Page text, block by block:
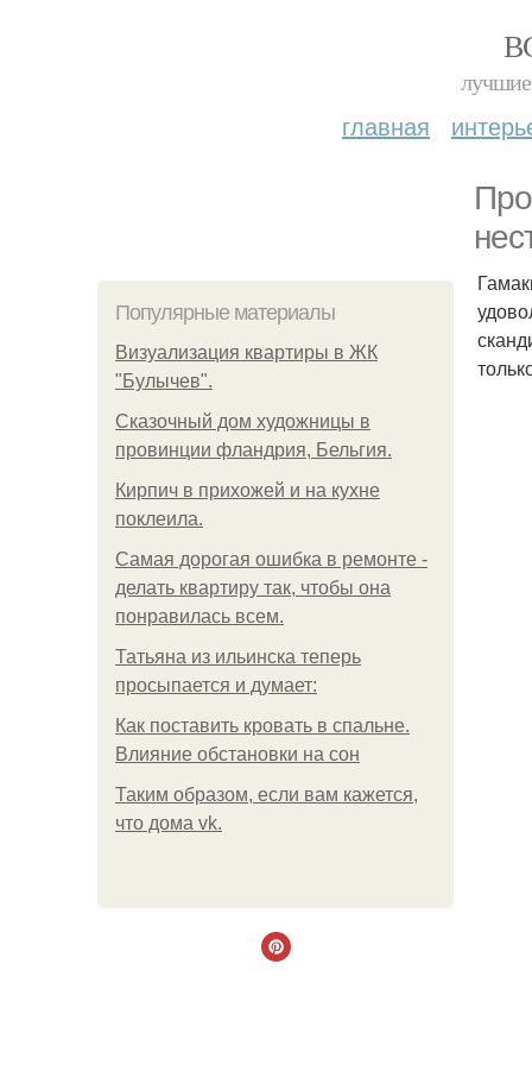
лучшие
главная
Популярные материалы
Визуализация квартиры в ЖК
"Булычев".
Сказочный дом художницы в
провинции фландрия, Бельгия.
Кирпич в прихожей и на кухне
поклеила.
Самая дорогая ошибка в ремонте -
делать квартиру так, чтобы она
понравилась всем.
Татьяна из ильинска теперь
просыпается и думает:
Как поставить кровать в спальне.
Влияние обстановки на сон
Таким образом, если вам кажется,
что дома vk.